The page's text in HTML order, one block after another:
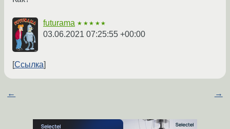
futurama ★★★★★
03.06.2021 07:25:55 +00:00
Ссылка
← →